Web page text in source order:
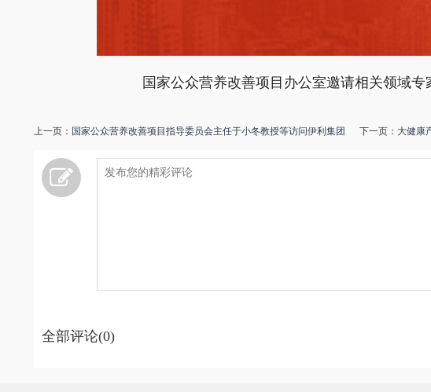
国家公众营养改善项目办公室邀请相关领域
上一页： 国家公众营养改善项目指导委员会主任于小冬教授等访问伊利集团 下一页： 大健康
全部评论(0)